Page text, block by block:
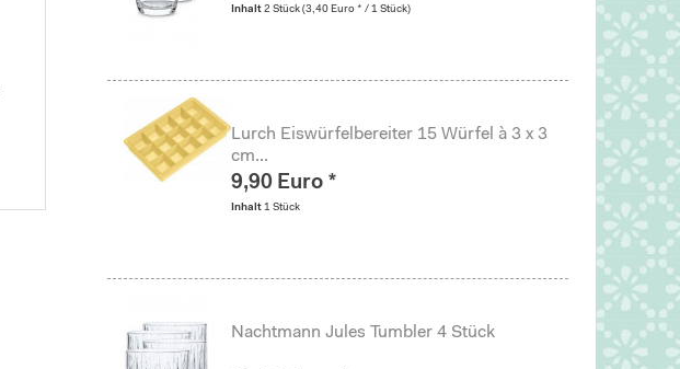
Inhalt 2 Stück (3,40 Euro * / 1 Stück)
Lurch Eiswürfelbereiter 15 Würfel à 3 x 3
cm...
9,90 Euro *
Inhalt 1 Stück
Nachtmann Jules Tumbler 4 Stück